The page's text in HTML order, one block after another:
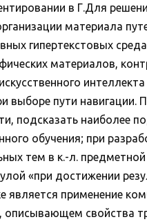
в Г.Для
материала
гипертекстовых
материалов,
выборе пути
подсказать наиболее
обучения; при
тем в к.-л.
«при достижении
является применение
описывающем свойства